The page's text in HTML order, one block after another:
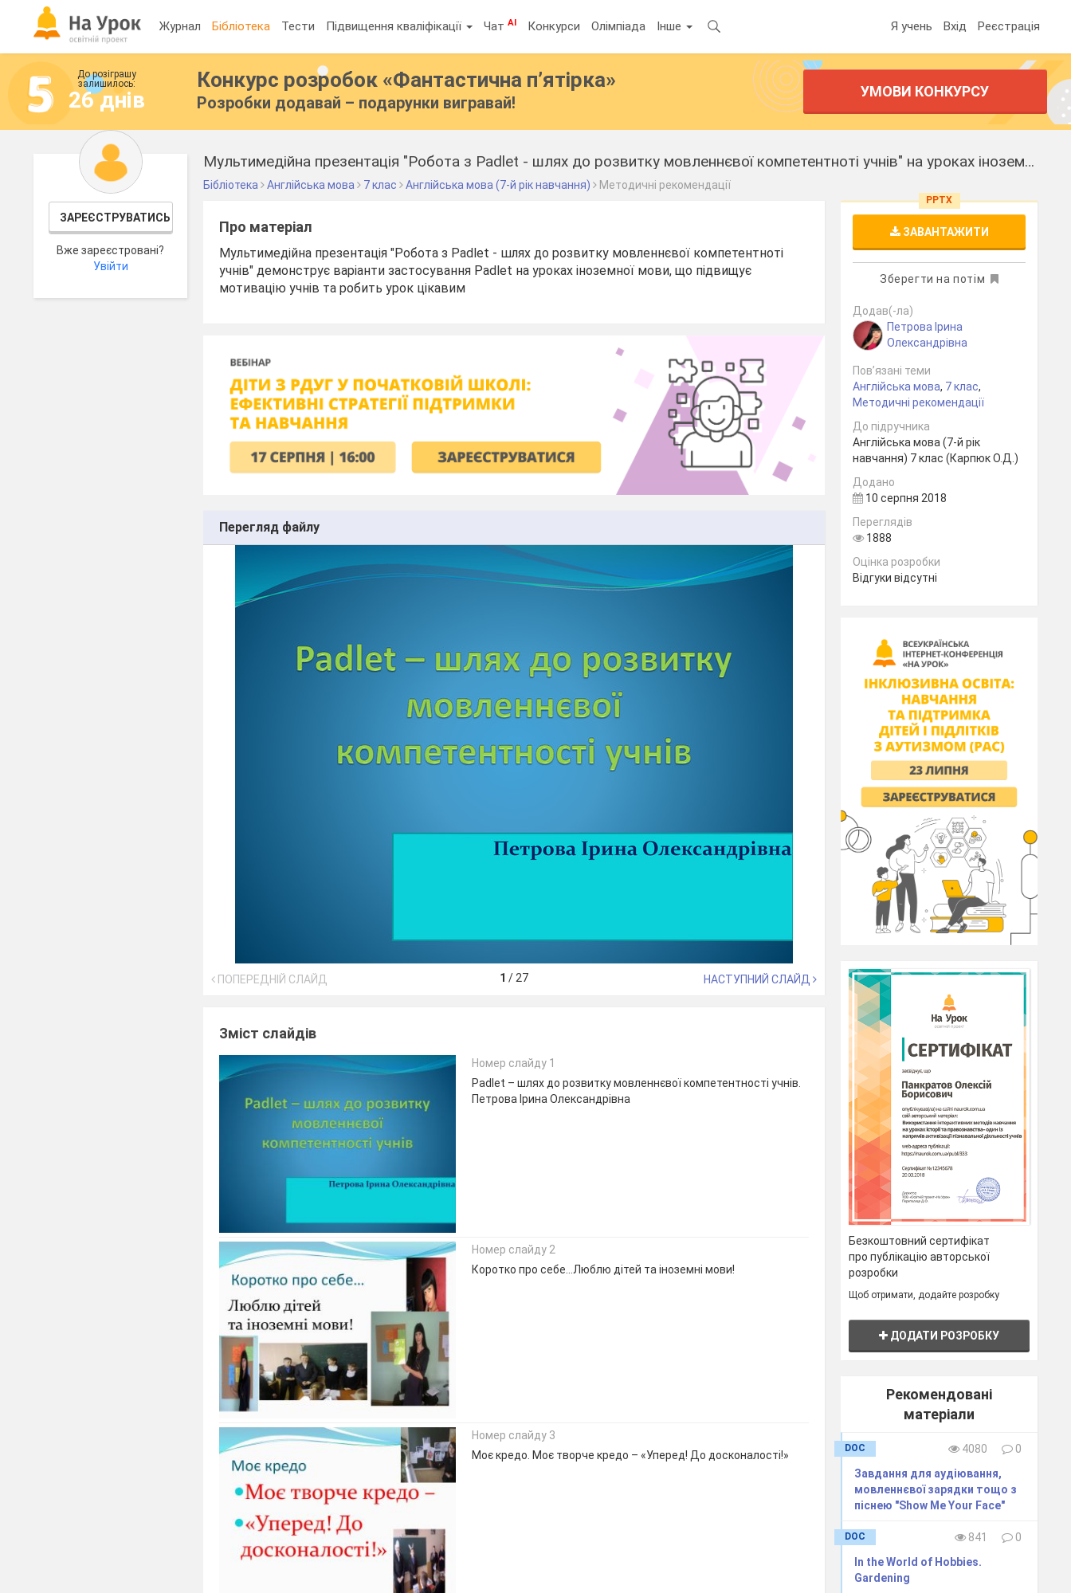
Журнал Бібліотека Тести Підвищення кваліфікації ЧатAI Конкурси Олімпіада Інше Я учень Вхід Реєстрація
До розіграшу
залишилось:
26 днів
Конкурс розробок «Фантастична п’ятірка»
Розробки додавай – подарунки вигравай!
УМОВИ КОНКУРСУ
ЗАРЕЄСТРУВАТИСЬ
Вже зареєстровані?
Увійти
Мультимедійна презентація "Робота з Padlet - шлях до розвитку мовленнєвої компетентноті учнів" на уроках іноземної мови
Бібліотека Англійська мова 7 клас Англійська мова (7-й рік навчання) Методичні рекомендації
Про матеріал
Мультимедійна презентація "Робота з Padlet - шлях до розвитку мовленнєвої компетентноті
учнів" демонструє варіанти застосування Padlet на уроках іноземної мови, що підвищує
мотивацію учнів та робить урок цікавим
Перегляд файлу
ПОПЕРЕДНІЙ СЛАЙД 1 / 27 НАСТУПНИЙ СЛАЙД
Зміст слайдів
Номер слайду 1
Padlet – шлях до розвитку мовленнєвої компетентності учнів.
Петрова Ірина Олександрівна
Номер слайду 2
Коротко про себе…Люблю дітей та іноземні мови!
Номер слайду 3
Моє кредо. Моє творче кредо – «Уперед! До досконалості!»
PPTX
ЗАВАНТАЖИТИ
Зберегти на потім
Додав(-ла)
Петрова Ірина
Олександрівна
Пов’язані теми
Англійська мова, 7 клас,
Методичні рекомендації
До підручника
Англійська мова (7-й рік
навчання) 7 клас (Карпюк О.Д.)
Додано
10 серпня 2018
Переглядів
1888
Оцінка розробки
Відгуки відсутні
Безкоштовний сертифікат
про публікацію авторської
розробки
Щоб отримати, додайте розробку
ДОДАТИ РОЗРОБКУ
Рекомендовані
матеріали
DOC 4080
0
Завдання для аудіювання,
мовленнєвої зарядки тощо з
піснею "Show Me Your Face"
DOC 841
0
In the World of Hobbies.
Gardening